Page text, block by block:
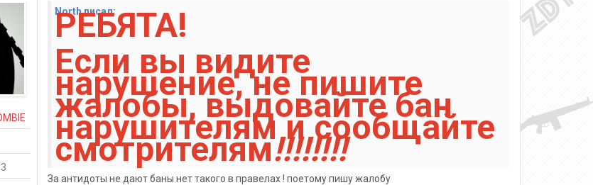
North писал:
РЕБЯТА!
Если вы видите
нарушение, не пишите
жалобы, выдовайте бан
нарушителям и сообщайте
смотрителям!!!!!!!!
За антидоты не дают баны нет такого в правелах ! поетому пишу жалобу